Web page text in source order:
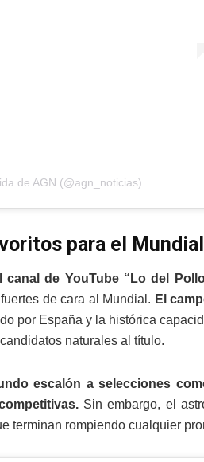
de AGN (@agn_noticias)
para el
de YouTube “Lo del
de cara al Mundial. El
por España y la histórica
naturales al título.
escalón a selecciones
Sin embargo, el
terminan rompiendo cualquier